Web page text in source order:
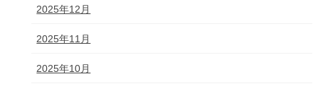
2025年12月
2025年11月
2025年10月